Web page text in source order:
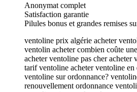
Anonymat complet
Satisfaction garantie
Pilules bonus et grandes remises
ventoline prix algérie acheter
ventolin acheter combien coûte
acheter ventoline pas cher acheter
tarif ventoline acheter ventoline en
ventoline sur ordonnance?
renouvellement ordonnance